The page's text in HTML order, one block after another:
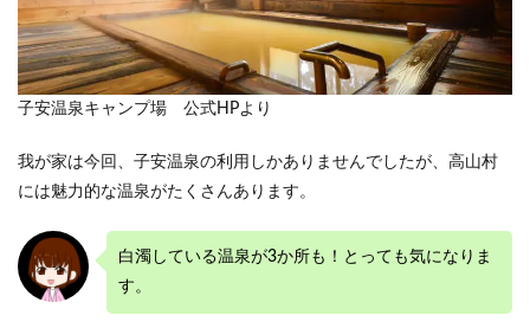
子安温泉キャンプ場 公式HPより
我が家は今回、子安温泉の利用しかありませんでしたが、高山村
には魅力的な温泉がたくさんあります。
白濁している温泉が3か所も！とっても気になりま
す。